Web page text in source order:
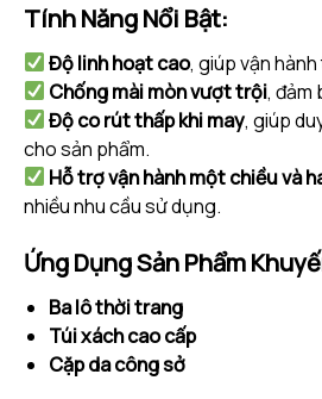
Tính Năng Nổi Bật:
Độ linh hoạt cao, giúp vận
Chống mài mòn vượt trội, đảm
Độ co rút thấp khi may, giúp
cho sản phẩm.
Hỗ trợ vận hành một chiều và
nhiều nhu cầu sử dụng.
Ứng Dụng Sản Phẩm
Ba lô thời trang
Túi xách cao cấp
Cặp da công sở